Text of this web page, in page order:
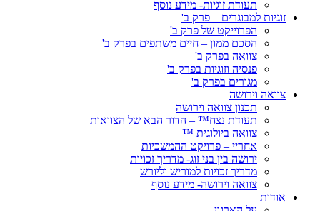
תעודת זוגיות- מידע נוסף
זוגיות למבוגרים – פרק ב'
הפרוייקט של פרק ב'
הסכם ממון – חיים משתפים בפרק ב'
צוואה בפרק ב'
פנסיה וזוגיות בפרק ב'
מגורים בפרק ב'
צוואה וירושה
תכנון צוואה וירושה
תעודת נצח™ – הדור הבא של הצוואות
צוואה ביולוגית ™
אחריי – פרויקט ההמשכיות
ירושה בין בני זוג- מדריך זכויות
מדריך זכויות למוריש וליורש
צוואה וירושה- מידע נוסף
אודות